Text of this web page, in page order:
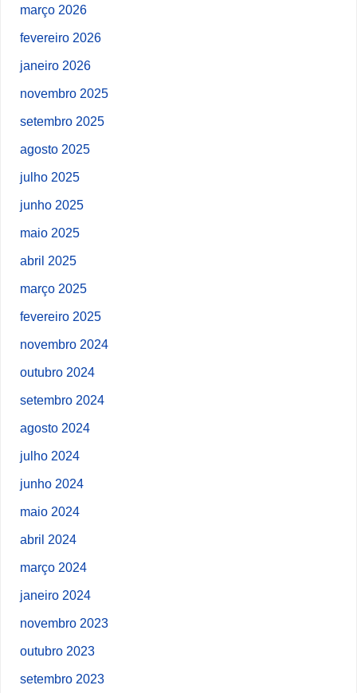
março 2026
fevereiro 2026
janeiro 2026
novembro 2025
setembro 2025
agosto 2025
julho 2025
junho 2025
maio 2025
abril 2025
março 2025
fevereiro 2025
novembro 2024
outubro 2024
setembro 2024
agosto 2024
julho 2024
junho 2024
maio 2024
abril 2024
março 2024
janeiro 2024
novembro 2023
outubro 2023
setembro 2023